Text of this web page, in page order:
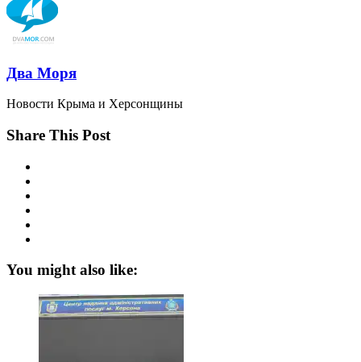
Два Моря
Новости Крыма и Херсонщины
Share This Post
You might also like: